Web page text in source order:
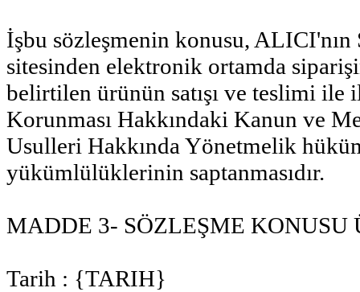
İşbu sözleşmenin konusu,
sitesinden elektronik ortamda
belirtilen ürünün satışı ve teslimi
Korunması Hakkındaki Kanun ve
Usulleri Hakkında Yönetmelik
yükümlülüklerinin saptanmasıdır.
MADDE 3- SÖZLEŞME KONUSU
Tarih : {TARIH}